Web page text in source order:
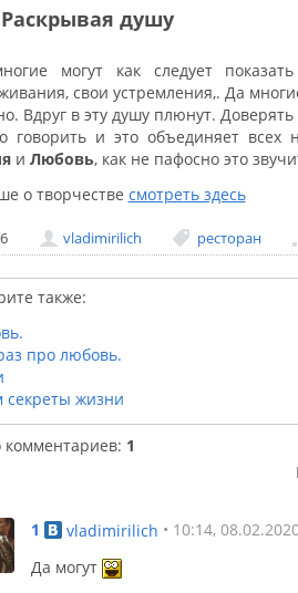
Раскрывая душу
могут как следует
свои устремления,. Да
Вдруг в эту душу плюнут.
говорить и это объединяет всех
и Любовь, как не пафосно это
о творчестве смотреть здесь
vladimirilich ресторан
также:
про любовь.
секреты жизни
комментариев: 1
1 vladimirilich • 10:14,
Да могут